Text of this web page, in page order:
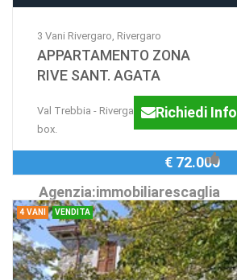
3 Vani Rivergaro, Rivergaro
APPARTAMENTO ZONA
RIVE SANT. AGATA
Val Trebbia - Rivergaro - Trilocale con
box.
Richiedi Info
Agenzia:immobiliarescaglia
€ 72.000
4 VANI VENDITA